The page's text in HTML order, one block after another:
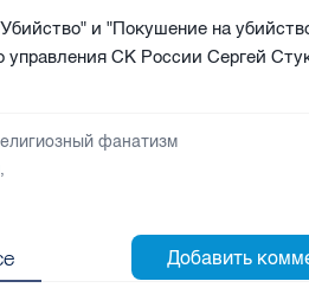
и "Покушение на
СК России Сергей
фанатизм
,